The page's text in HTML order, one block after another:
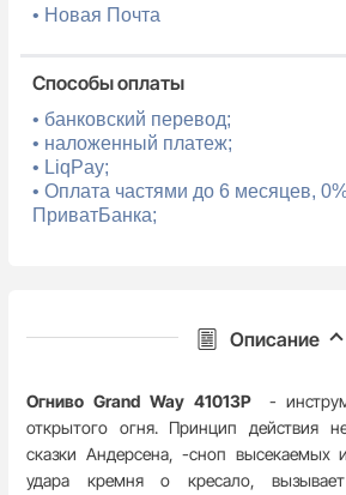
• Новая Почта
Способы оплаты
• банковский перевод;
• наложенный платеж;
• LiqPay;
• Оплата частями до 6 месяцев,
ПриватБанка;
Описание
Огниво Grand Way 41013P-
открытого огня. Принцип действия
сказки Андерсена, -сноп высекаемых
удара кремня о кресало,